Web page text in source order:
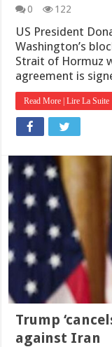
0
122
US President
Washington’s
Strait of Hormuz
agreement is
Read More | Lire La Suite
Trump
against Iran